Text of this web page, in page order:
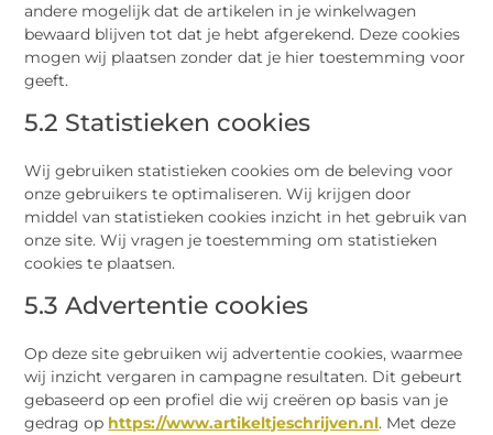
andere mogelijk dat de artikelen in je winkelwagen
bewaard blijven tot dat je hebt afgerekend. Deze cookies
mogen wij plaatsen zonder dat je hier toestemming voor
geeft.
5.2 Statistieken cookies
Wij gebruiken statistieken cookies om de beleving voor
onze gebruikers te optimaliseren. Wij krijgen door
middel van statistieken cookies inzicht in het gebruik van
onze site. Wij vragen je toestemming om statistieken
cookies te plaatsen.
5.3 Advertentie cookies
Op deze site gebruiken wij advertentie cookies, waarmee
wij inzicht vergaren in campagne resultaten. Dit gebeurt
gebaseerd op een profiel die wij creëren op basis van je
gedrag op https://www.artikeltjeschrijven.nl. Met deze